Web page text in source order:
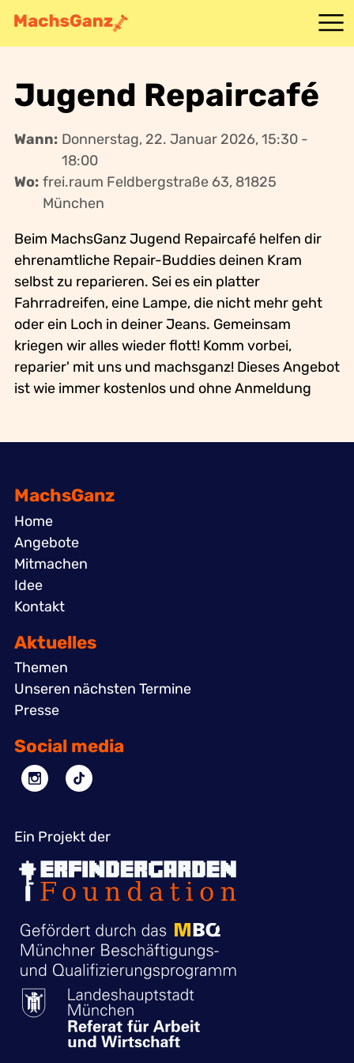
Mitmachen
Kontakt
Jugend Repaircafé
Wann: Donnerstag, 22. Januar 2026, 15:30 -
18:00
Wo: frei.raum Feldbergstraße 63, 81825
München
Beim MachsGanz Jugend Repaircafé helfen dir
ehrenamtliche Repair-Buddies deinen Kram
selbst zu reparieren. Sei es ein platter
Fahrradreifen, eine Lampe, die nicht mehr geht
oder ein Loch in deiner Jeans. Gemeinsam
kriegen wir alles wieder flott! Komm vorbei,
reparier' mit uns und machsganz! Dieses Angebot
ist wie immer kostenlos und ohne Anmeldung
MachsGanz
Home
Angebote
Mitmachen
Idee
Kontakt
Aktuelles
Themen
Unseren nächsten Termine
Presse
Social media
Ein Projekt der